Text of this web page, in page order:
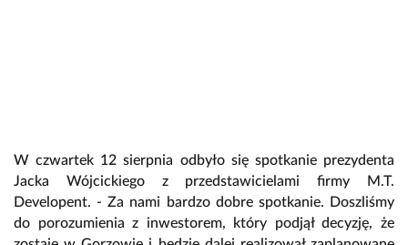
W czwartek 12 sierpnia odbyło się spotkanie prezydenta
Jacka Wójcickiego z przedstawicielami firmy M.T.
Developent. - Za nami bardzo dobre spotkanie. Doszliśmy
do porozumienia z inwestorem, który podjął decyzję, że